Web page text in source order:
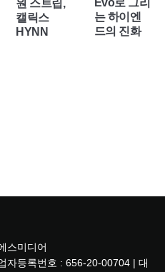
원 스트립,
캘릭스
HYNN
Evo로 그리
는 하이엔
드의 진화
스미디어
자등록번호 : 656-20-00704 | 대